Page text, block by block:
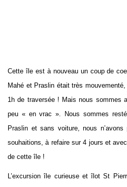
Cette île est à nouveau un coup de
Mahé et Praslin était très
1h de traversée ! Mais nous sommes
peu « en vrac ». Nous sommes
Praslin et sans voiture, nous
souhaitions, à refaire sur 4 jours et
de cette île !
L’excursion île curieuse et îlot St